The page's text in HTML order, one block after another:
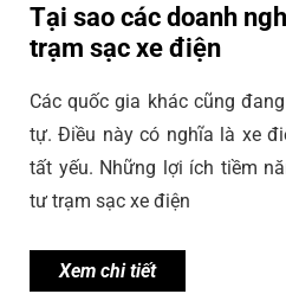
Tại sao các doanh
trạm sạc xe điện
Các quốc gia khác cũng
tự. Điều này có nghĩa là xe
tất yếu. Những lợi ích tiềm
tư trạm sạc xe điện
Xem chi tiết